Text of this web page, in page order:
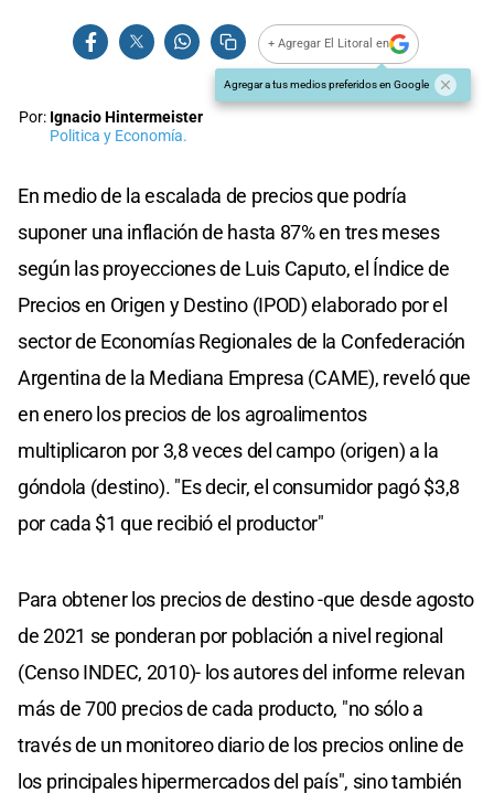
+ Agregar El Litoral en
Agregar a tus medios preferidos en Google
Por: Ignacio Hintermeister
Politica y Economía.
En medio de la escalada de precios que podría
suponer una inflación de hasta 87% en tres meses
según las proyecciones de Luis Caputo, el Índice de
Precios en Origen y Destino (IPOD) elaborado por el
sector de Economías Regionales de la Confederación
Argentina de la Mediana Empresa (CAME), reveló que
en enero los precios de los agroalimentos
multiplicaron por 3,8 veces del campo (origen) a la
góndola (destino). "Es decir, el consumidor pagó $3,8
por cada $1 que recibió el productor"
Para obtener los precios de destino -que desde agosto
de 2021 se ponderan por población a nivel regional
(Censo INDEC, 2010)- los autores del informe relevan
más de 700 precios de cada producto, "no sólo a
través de un monitoreo diario de los precios online de
los principales hipermercados del país", sino también